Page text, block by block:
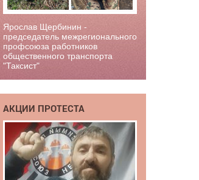
Ярослав Щербинин -
председатель межрегионального
профсоюза работников
общественного транспорта
"Таксист"
АКЦИИ ПРОТЕСТА